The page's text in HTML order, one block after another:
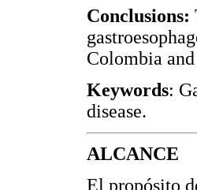
Conclusions:
Colombia and
Keywords:
disease.
ALCANCE
El propósito